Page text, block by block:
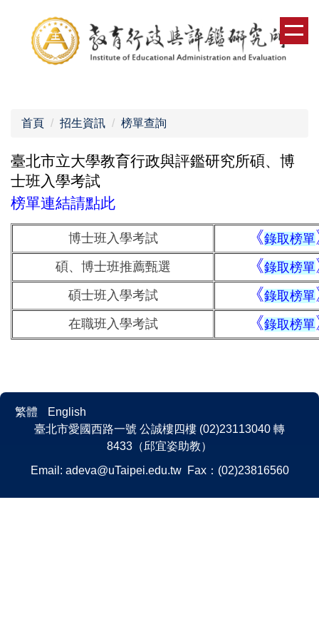
首頁 招生資訊 榜單查詢
臺北市立大學教育行政與評鑑研究所碩、博
士班入學考試
榜單連結請點此
博士班入學考試 《錄取榜單
碩、博士班推薦甄選 《錄取榜單
碩士班入學考試 《錄取榜單
在職班入學考試 《錄取榜單
繁體
English
臺北市愛國西路一號 公誠樓四樓 (02)23113040 轉
8433（邱宜姿助教）
Email: adeva@uTaipei.edu.twFax：(02)23816560